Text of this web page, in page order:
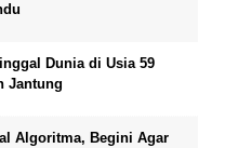
Dunia di Usia 59
Jantung
Algoritma, Begini Agar